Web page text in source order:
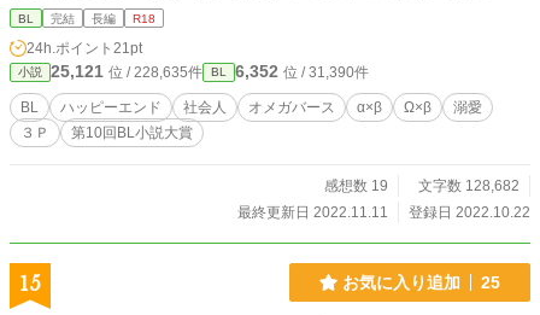
失恋から仕事も辞めてしまおうとするが引き止められたい結果、新設のデータベ
ース部に異動することに。そこには美しいΩ三目海里がいた。彼は山口を嫌って
いるようで中々上手くいかなかったが、ある事件をきっかけに随分と懐いてき
て…。 しかも、瀬尾も黙っていなくなった山口を探しているようで。見つけ
られた山口は瀬尾に捕まってしまい。 あれ？俺、βなはずなにのどうしてフェ
ロモン感じるんだ…？ コンプレックスの固まりの男が、αとΩにデロデロに甘
BL 完結 長編 R18
24h.ポイント 21pt
小説 25,121 位 / 228,635件 BL 6,352 位 / 31,390件
BL ハッピーエンド 社会人 オメガバース α×β Ω×β
溺愛
３Ｐ
第10回BL小説大賞
感想数 19
文字数 128,682
最終更新日 2022.11.11
登録日 2022.10.22
15 お気に入り追加 25